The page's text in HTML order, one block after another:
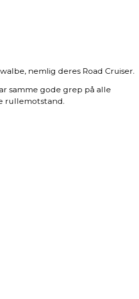
nemlig deres Road Cruiser.
samme gode grep på alle
rullemotstand.